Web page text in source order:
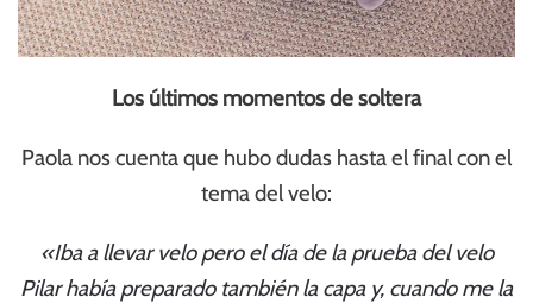
Los últimos momentos de soltera
Paola nos cuenta que hubo dudas hasta el final con el
tema del velo:
«Iba a llevar velo pero el día de la prueba del velo
Pilar había preparado también la capa y, cuando me la